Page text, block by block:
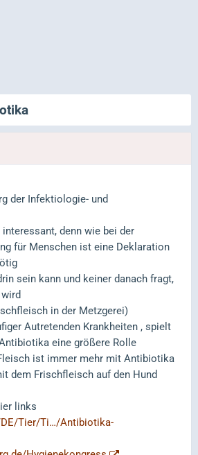
der Infektiologie- und
denn wie bei der
für Menschen ist eine Deklaration
sein kann und keiner danach fragt,
in der Metzgerei)
Autretenden Krankheiten , spielt
eine größere Rolle
ist immer mehr mit Antibiotika
dem Frischfleisch auf den Hund
links
Tier/Ti…/Antibiotika-